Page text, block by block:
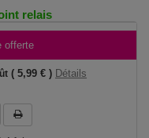
relais
offerte
( 5,99 € ) Détails